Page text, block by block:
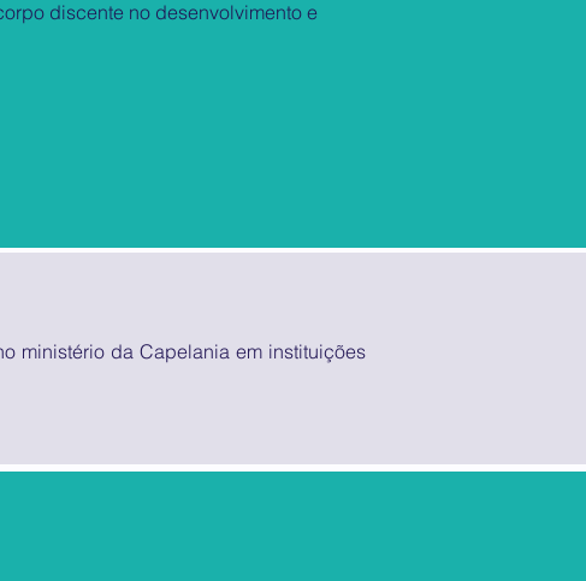
discente no desenvolvimento e
ministério da Capelania em instituições